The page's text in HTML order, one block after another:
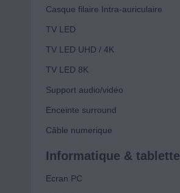
Casque filaire Intra-auriculaire
TV LED
TV LED UHD / 4K
TV LED 8K
Support audio/vidéo
Enceinte surround
Câble numerique
Informatique & tablette
Ecran PC